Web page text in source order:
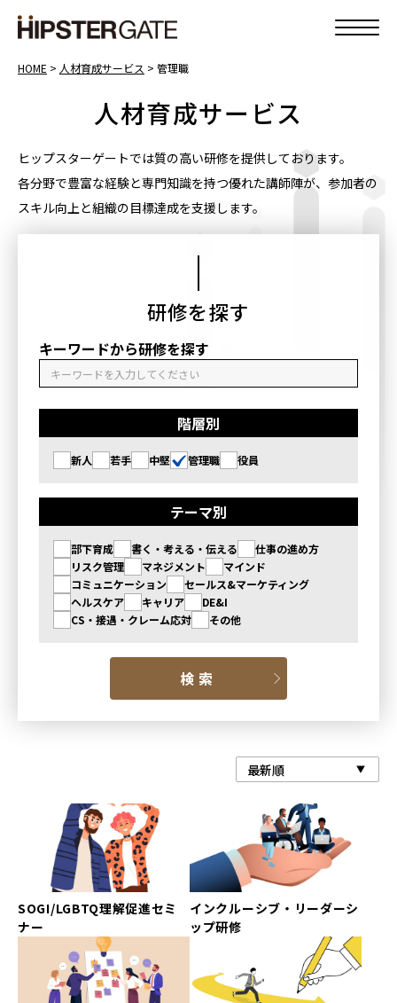
HOME > 人材育成サービス > 管理職
人材育成サービス
ヒップスターゲートでは質の高い研修を提供しております。
各分野で豊富な経験と専門知識を持つ優れた講師陣が、参加者の
スキル向上と組織の目標達成を支援します。
研修を探す
キーワードから研修を探す
階層別
新人 若手 中堅 管理職 役員
テーマ別
部下育成 書く・考える・伝える
仕事の進め方
リスク管理
マネジメント
マインド
コミュニケーション
セールス&マーケティング
ヘルスケア
キャリア
DE&I
CS・接遇・クレーム応対
その他
SOGI/LGBTQ理解促進セミ
ナー
インクルーシブ・リーダーシ
ップ研修